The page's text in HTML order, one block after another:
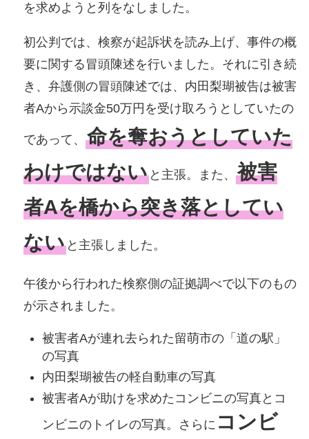
を求めようと列をなしました。
初公判では、検察が起訴状を読み上げ、事件の概
要に関する冒頭陳述を行いました。それに引き続
き、弁護側の冒頭陳述では、内田梨瑚被告は被害
者Aから示談金50万円を受け取ろうとしていたの
であって、 命を奪おうとしていた
わけではないと主張。また、 被害
者Aを橋から突き落としてい
ないと主張しました。
午後から行われた検察側の証拠調べで以下のもの
が示されました。
被害者Aが連れ去られた留萌市の「道の駅」
の写真
内田梨瑚被告の軽自動車の写真
被害者Aが助けを求めたコンビニの写真とコ
ンビニのトイレの写真。さらに コンビ